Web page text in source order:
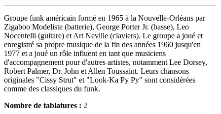
Groupe funk américain formé en 1965 à la Nouvelle-Orléans par
Zigaboo Modeliste (batterie), George Porter Jr. (basse), Leo
Nocentelli (guitare) et Art Neville (claviers). Le groupe a joué et
enregistré sa propre musique de la fin des années 1960 jusqu'en
1977 et a joué un rôle influent en tant que musiciens
d'accompagnement pour d'autres artistes, notamment Lee Dorsey,
Robert Palmer, Dr. John et Allen Toussaint. Leurs chansons
originales "Cissy Strut" et "Look-Ka Py Py" sont considérées
comme des classiques du funk.
Nombre de tablatures : 2